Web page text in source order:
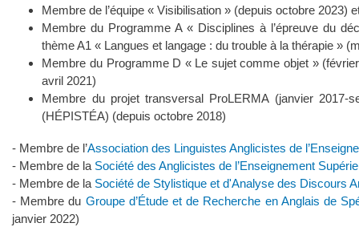
Membre de l’équipe « Visibilisation » (depuis octobre
Membre du Programme A « Disciplines à l’épreuve du
thème A1 « Langues et langage : du trouble à la thérapie »
Membre du Programme D « Le sujet comme objet »
avril 2021)
Membre du projet transversal ProLERMA (janvier
(HÉPISTÉA) (depuis octobre 2018)
- Membre de l’Association des Linguistes Anglicistes de
- Membre de la Société des Anglicistes de l’Enseignement
- Membre de la Société de Stylistique et d'Analyse des Discours
- Membre du Groupe d’Étude et de Recherche en Anglais de
janvier 2022)